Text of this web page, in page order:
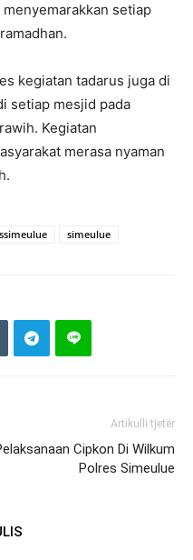
setiap
kegiatan tadarus juga di
setiap mesjid pada
Kegiatan
merasa nyaman
simeulue
Artikulli tjetër
Cipkon Di Wilkum
Polres Simeulue